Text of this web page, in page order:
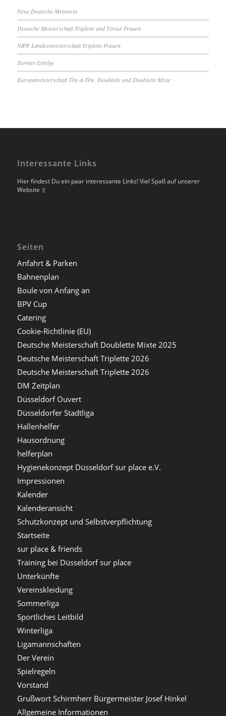
Neue Deutsche Meisterin
Deutsche Meisterschaft Triplette und Tireur Frauen
NRW Landesmeisterschaft Triplette Frauen
Turnier-Erfolge
Europameisterschaft Tête-à-Tête, Doublette und Doublette Mixte
Interessante Links
Hier findest Du ein paar interessante Links! Viel Spaß auf unserer
Website :)
Seiten
Anfahrt & Parken
Bahnenplan
Boule von Anfang an
BPV Cup
Catering
Cookie-Richtlinie (EU)
Deutsche Meisterschaft Doublette Mixte 2025
Deutsche Meisterschaft Triplette 2026
Deutsche Meisterschaft Triplette 2026
DM Zeitplan
Düsseldorf Ouvert
Düsseldorfer Stadtliga
Hallenhelfer
Hausordnung
helferplan
Hygienekonzept Düsseldorf sur place e.V.
Impressionen
Kalender
Kalenderansicht
Schutzkonzept und Selbstverpflichtung
Startseite
sur place & friends
Training bei Düsseldorf sur place
Unterkünfte
Vereinskleidung
Sommerliga
Sportliches Leitbild
Winterliga
Ligamannschaften
Der Verein
Spielregeln
Vorstand
Grußwort Schirmherr Bürgermeister Josef Hinkel
Allgemeine Informationen